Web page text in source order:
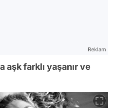
Reklam
aşk farklı yaşanır ve